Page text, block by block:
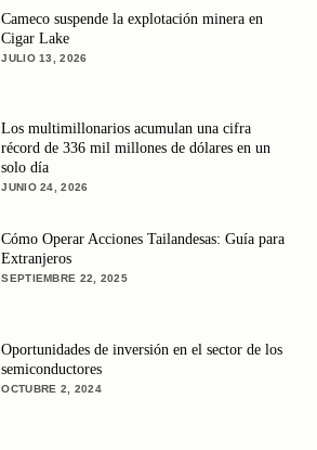
Cameco suspende la explotación minera en
Cigar Lake
JULIO 13, 2026
Los multimillonarios acumulan una cifra
récord de 336 mil millones de dólares en un
solo día
JUNIO 24, 2026
Cómo Operar Acciones Tailandesas: Guía para
Extranjeros
SEPTIEMBRE 22, 2025
Oportunidades de inversión en el sector de los
semiconductores
OCTUBRE 2, 2024